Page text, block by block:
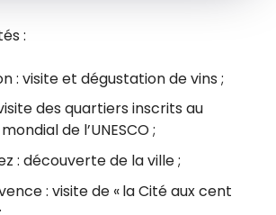
:
: visite et dégustation de vins ;
des quartiers inscrits au
de l’UNESCO ;
: découverte de la ville ;
: visite de « la Cité aux cent